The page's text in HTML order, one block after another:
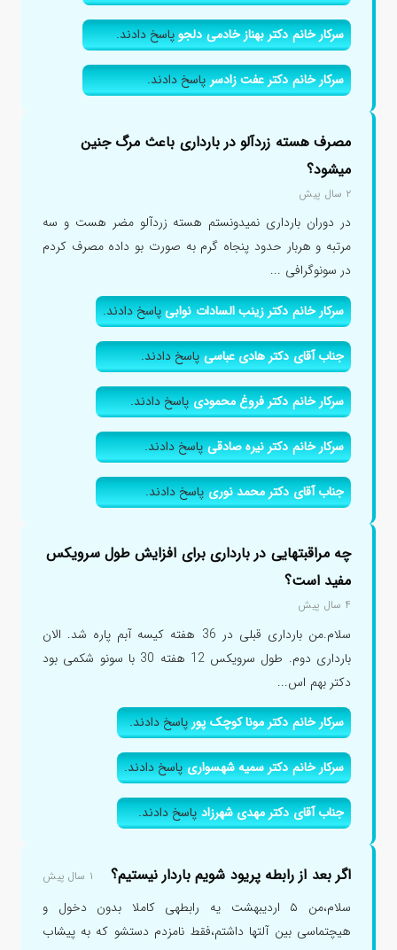
سرکار خانم دکتر بهناز خادمی دلجوپاسخ دادند.
سرکار خانم دکتر عفت زادسرپاسخ دادند.
مصرف هسته زردآلو در بارداری باعث مرگ جنین
میشود؟
۲ سال پیش
در دوران بارداری نمیدونستم هسته زردآلو مضر هست و سه
مرتبه و هربار حدود پنجاه گرم به صورت بو داده مصرف کردم
در سونوگرافی ...
سرکار خانم دکتر زینب السادات نوابیپاسخ دادند.
جناب آقای دکتر هادی عباسیپاسخ دادند.
سرکار خانم دکتر فروغ محمودیپاسخ دادند.
سرکار خانم دکتر نیره صادقیپاسخ دادند.
جناب آقای دکتر محمد نوریپاسخ دادند.
چه مراقبتهایی در بارداری برای افزایش طول سرویکس
مفید است؟
۴ سال پیش
سلام.من بارداری قبلی در 36 هفته کیسه آبم پاره شد. الان
بارداری دوم. طول سرویکس 12 هفته 30 با سونو شکمی بود
دکتر بهم اس...
سرکار خانم دکتر مونا کوچک پورپاسخ دادند.
سرکار خانم دکتر سمیه شهسواریپاسخ دادند.
جناب آقای دکتر مهدی شهرزادپاسخ دادند.
اگر بعد از رابطه پریود شویم باردار نیستیم؟ ۱ سال پیش
سلام،من ۵ اردیبهشت یه رابطهی کاملا بدون دخول و
هیچتماسی بین آلتها داشتم،فقط نامزدم دستشو که به پیشاب